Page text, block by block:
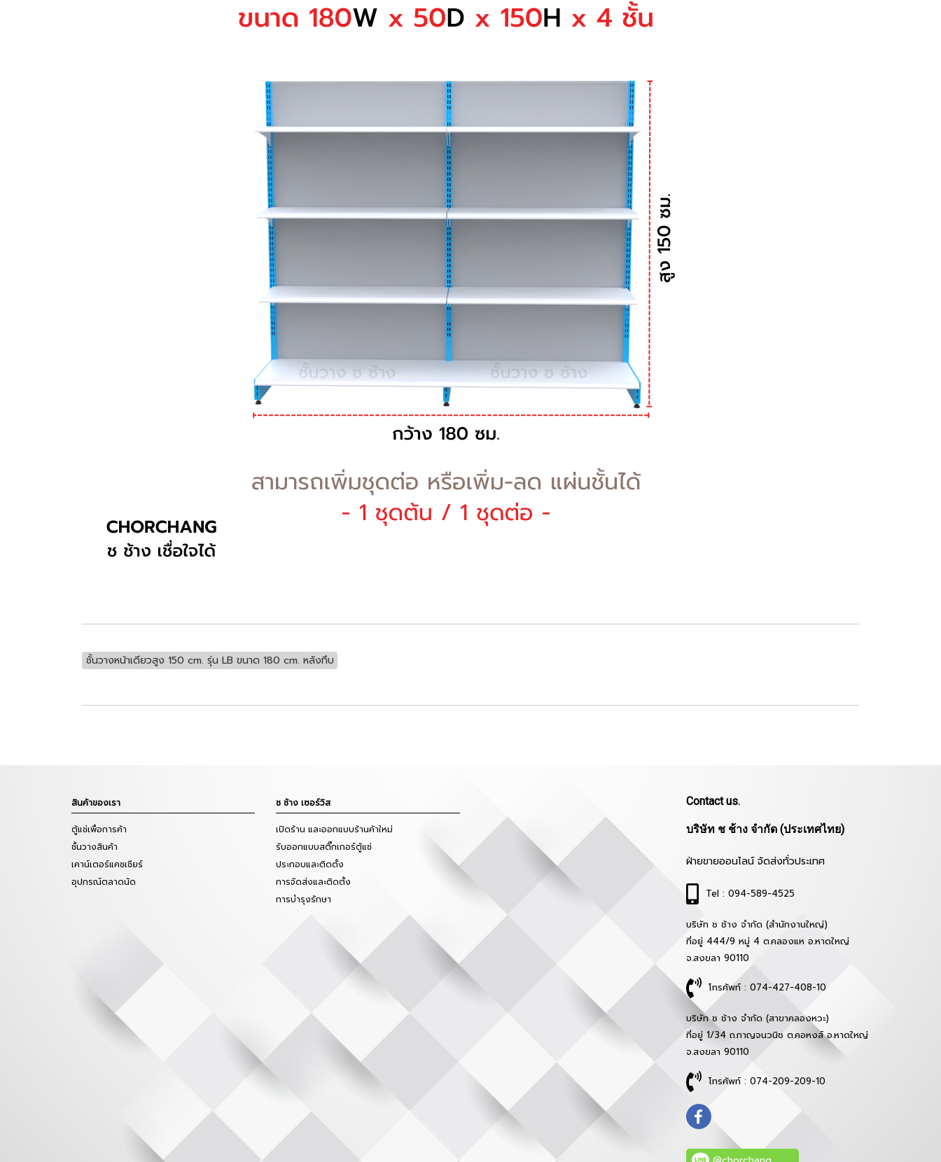
ชั้นวางหน้าเดียวสูง 150 cm. รุ่น LB ขนาด 180 cm. หลังทึบ
สินค้าของเรา
ตู้แช่เพื่อการค้า
ชั้นวางสินค้า
เคาน์เตอร์แคชเชียร์
อุปกรณ์ตลาดนัด
ช ช้าง เซอร์วิส
เปิดร้าน และออกแบบร้านค้าใหม่
รับออกแบบสติ๊กเกอร์ตู้แช่
ประกอบและติดตั้ง
การจัดส่งและติดตั้ง
การบำรุงรักษา
Contact us.
บริษัท ช ช้าง จำกัด (ประเทศไทย)
ฝ่ายขายออนไลน์ จัดส่งทั่วประเทศ
Tel : 094-589-4525
บริษัท ช ช้าง จำกัด (สำนักงานใหญ่)
ที่อยู่ 444/9 หมู่ 4 ต.คลองแห อ.หาดใหญ่
จ.สงขลา 90110
โทรศัพท์ : 074-427-408-10
บริษัท ช ช้าง จำกัด (สาขาคลองหวะ)
ที่อยู่ 1/34 ถ.กาญจนวนิช ต.คอหงส์ อ.หาดใหญ่
จ.สงขลา 90110
โทรศัพท์ : 074-209-209-10